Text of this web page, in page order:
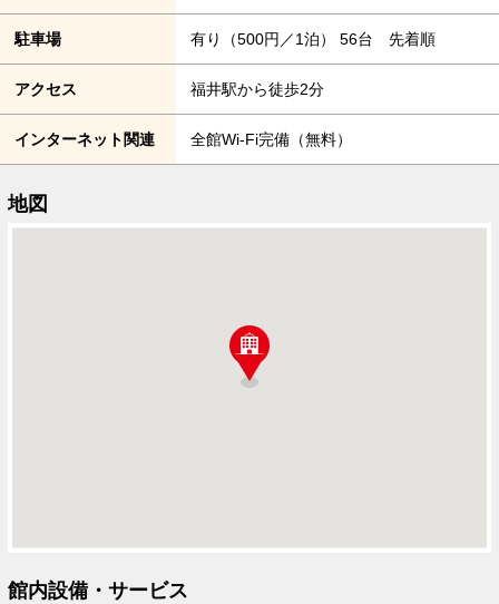
駐車場 有り（500円／1泊） 56台 先着順
アクセス 福井駅から徒歩2分
インターネット関連 全館Wi-Fi完備（無料）
地図
館内設備・サービス